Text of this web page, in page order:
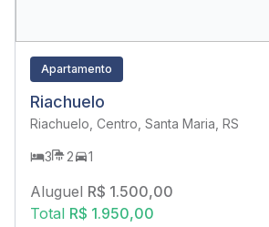
Apartamento
Riachuelo
Riachuelo, Centro, Santa Maria, RS
3 2 1
Aluguel R$ 1.500,00
Total R$ 1.950,00